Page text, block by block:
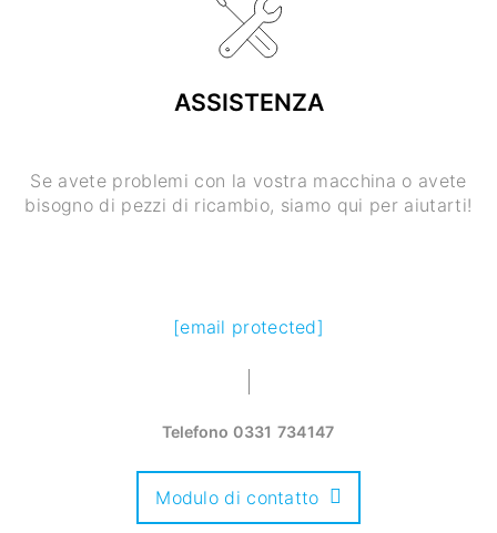
ASSISTENZA
Se avete problemi con la vostra macchina o avete
bisogno di pezzi di ricambio, siamo qui per aiutarti!
[email protected]
Telefono0331 734147
Modulo di contatto